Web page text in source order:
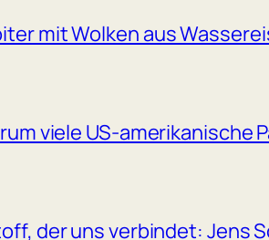
mit Wolken aus
viele US-amerikanische
der uns verbindet: Jens